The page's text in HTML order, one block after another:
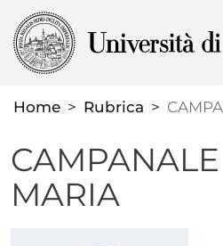
al
Home
Rubrica
MARIA